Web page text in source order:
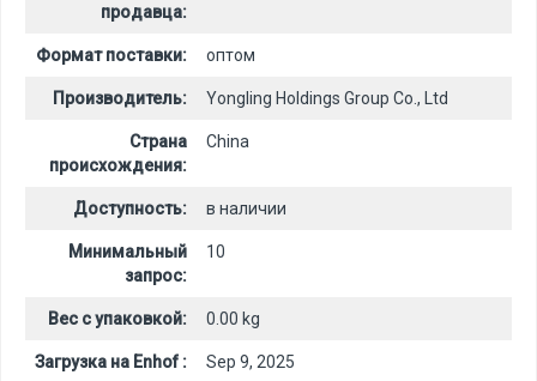
продавца:
Формат поставки: оптом
Производитель: Yongling Holdings Group Co., Ltd
Страна
происхождения:
China
Доступность: в наличии
Минимальный
запрос:
10
Вес с упаковкой: 0.00 kg
Загрузка на Enhof : Sep 9, 2025